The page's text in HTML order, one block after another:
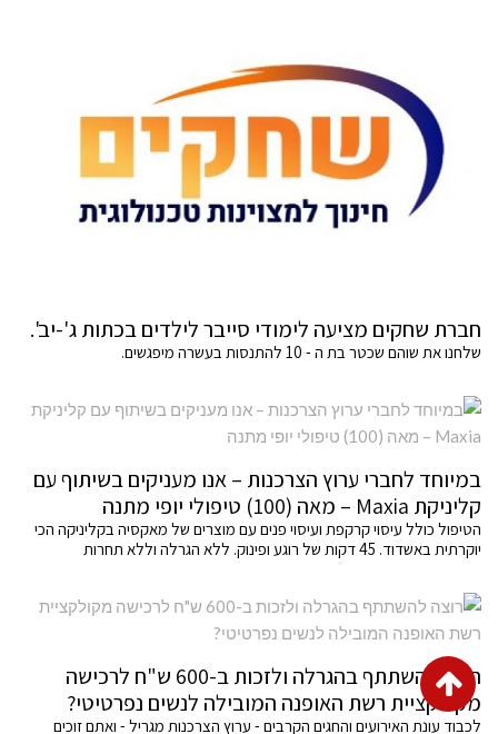
חברת שחקים מציעה לימודי סייבר לילדים בכתות ג'-יב'.
שלחנו את שוהם שכטר בת ה - 10 להתנסות בעשרה מיפגשים.
במיוחד לחברי ערוץ הצרכנות – אנו מעניקים בשיתוף עם
קליניקת Maxia – מאה (100) טיפולי יופי מתנה
הטיפול כולל עיסוי קרקפת ועיסוי פנים עם מוצרים של מאקסיה בקליניקה הכי
יוקרתית באשדוד. 45 דקות של רוגע ופינוק. ללא הגרלה וללא תחרות
רוצה להשתתף בהגרלה ולזכות ב-600 ש"ח לרכישה
מקולקציית רשת האופנה המובילה לנשים נפרטיטי?
לכבוד עונת האירועים והחגים הקרבים - ערוץ הצרכנות מגריל - ואתם זוכים
גלילה
לראש